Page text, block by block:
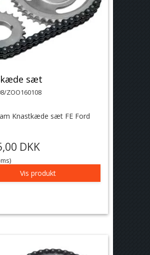
sæt
ZOO160108
Knastkæde sæt FE Ford
DKK
Vis produkt